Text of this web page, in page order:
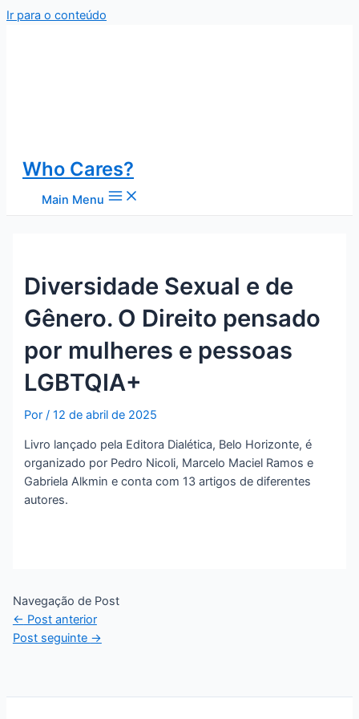
Ir para o conteúdo
Who Cares?
Main Menu
Diversidade Sexual e de
Gênero. O Direito pensado
por mulheres e pessoas
LGBTQIA+
Por/12 de abril de 2025
Livro lançado pela Editora Dialética, Belo Horizonte, é
organizado por Pedro Nicoli, Marcelo Maciel Ramos e
Gabriela Alkmin e conta com 13 artigos de diferentes
autores.
Navegação de Post
← Post anterior
Post seguinte →